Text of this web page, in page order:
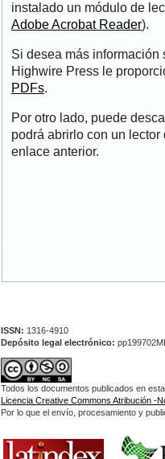
instalado un módulo de
Adobe Acrobat Reader).
Si desea más información
Highwire Press le
PDFs.
Por otro lado, puede
podrá abrirlo con un lector
enlace anterior.
ISSN: 1316-4910
Depósito legal electrónico:
Todos los documentos publicados en
Licencia Creative Commons Atribución -
Por lo que el envío, procesamiento y